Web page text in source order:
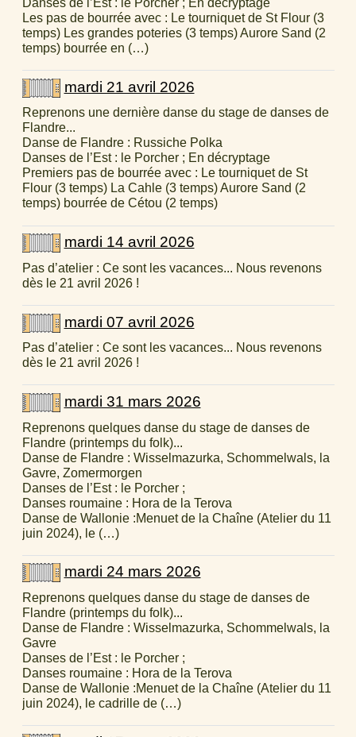
Danses de l’Est : le Porcher ; En décryptage
Les pas de bourrée avec : Le tourniquet de St Flour (3
temps) Les grandes poteries (3 temps) Aurore Sand (2
temps) bourrée en (…)
mardi 21 avril 2026
Reprenons une dernière danse du stage de danses de
Flandre...
Danse de Flandre : Russiche Polka
Danses de l’Est : le Porcher ; En décryptage
Premiers pas de bourrée avec : Le tourniquet de St
Flour (3 temps) La Cahle (3 temps) Aurore Sand (2
temps) bourrée de Cétou (2 temps)
mardi 14 avril 2026
Pas d’atelier : Ce sont les vacances... Nous revenons
dès le 21 avril 2026 !
mardi 07 avril 2026
Pas d’atelier : Ce sont les vacances... Nous revenons
dès le 21 avril 2026 !
mardi 31 mars 2026
Reprenons quelques danse du stage de danses de
Flandre (printemps du folk)...
Danse de Flandre : Wisselmazurka, Schommelwals, la
Gavre, Zomermorgen
Danses de l’Est : le Porcher ;
Danses roumaine : Hora de la Terova
Danse de Wallonie :Menuet de la Chaîne (Atelier du 11
juin 2024), le (…)
mardi 24 mars 2026
Reprenons quelques danse du stage de danses de
Flandre (printemps du folk)...
Danse de Flandre : Wisselmazurka, Schommelwals, la
Gavre
Danses de l’Est : le Porcher ;
Danses roumaine : Hora de la Terova
Danse de Wallonie :Menuet de la Chaîne (Atelier du 11
juin 2024), le cadrille de (…)